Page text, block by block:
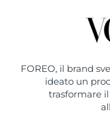
FOREO, il brand
ideato un
trasformare